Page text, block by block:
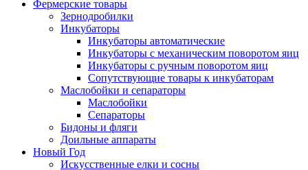
Фермерские товары
Зернодробилки
Инкубаторы
Инкубаторы автоматические
Инкубаторы с механическим поворотом яиц
Инкубаторы с ручным поворотом яиц
Сопутствующие товары к инкубаторам
Маслобойки и сепараторы
Маслобойки
Сепараторы
Бидоны и фляги
Доильные аппараты
Новый Год
Искусственные елки и сосны